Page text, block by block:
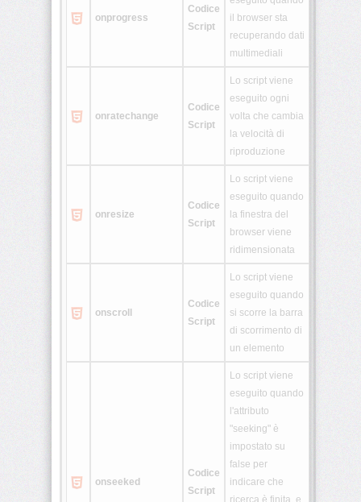
onprogress
Codice
Script
il browser sta
recuperando dati
multimediali
onratechange
Codice
Script
Lo script viene
eseguito ogni
volta che cambia
la velocità di
riproduzione
onresize
Codice
Script
Lo script viene
eseguito quando
la finestra del
browser viene
ridimensionata
onscroll
Codice
Script
Lo script viene
eseguito quando
si scorre la barra
di scorrimento di
un elemento
onseeked
Codice
Script
Lo script viene
eseguito quando
l'attributo
"seeking" è
impostato su
false per
indicare che
ricerca è finita, e